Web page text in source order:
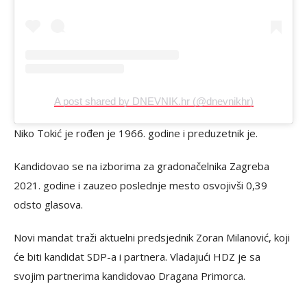
A post shared by DNEVNIK.hr (@dnevnikhr)
Niko Tokić je rođen je 1966. godine i preduzetnik je.
Kandidovao se na izborima za gradonačelnika Zagreba
2021. godine i zauzeo poslednje mesto osvojivši 0,39
odsto glasova.
Novi mandat traži aktuelni predsjednik Zoran Milanović, koji
će biti kandidat SDP-a i partnera. Vladajući HDZ je sa
svojim partnerima kandidovao Dragana Primorca.